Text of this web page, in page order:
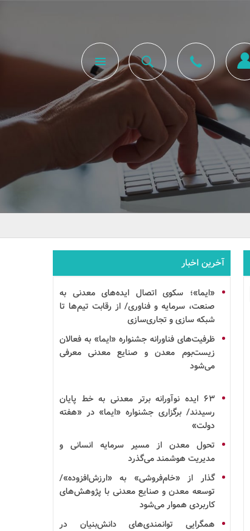
آخرین اخبار
«ایما»؛ سکوی اتصال ایده‌های معدنی به
صنعت،سرمایه و فناوری/ از رقابت تیم‌ها تا
شبکه سازیو تجاری‌سازی
ظرفیت‌های فناورانه جشنواره «ایما» به فعالان
زیست‌بوم معدن و صنایع معدنی معرفی
می‌شود
۶۳ ایده نوآورانه برتر معدنی به خط پایان
رسیدند/ برگزاری جشنواره «ایما» در «هفته
دولت»
تحول معدن از مسیر سرمایه انسانی و
مدیریت هوشمند می‌گذرد
گذار از «خام‌فروشی» به «ارزش‌افزوده»/
توسعه معدن و صنایع معدنی با پژوهش‌های
کاربردی هموار می‌شود
همگرایی توانمندی‌هایدانش‌بنیان در